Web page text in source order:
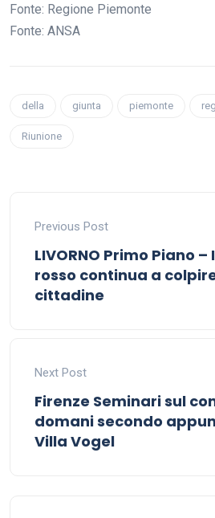
Fonte: Regione Piemonte
Fonte: ANSA
della giunta piemonte
Riunione
Previous Post
LIVORNO Primo Piano
rosso continua a
cittadine
Next Post
Firenze Seminari sul
domani secondo
Villa Vogel